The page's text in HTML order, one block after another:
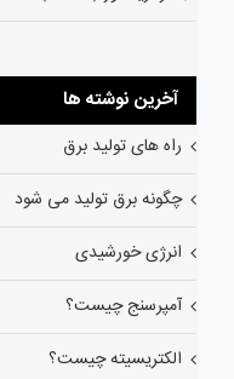
آخرین نوشته ها
راه های تولید برق
چگونه برق تولید می شود
انرژی خورشیدی
آمپرسنج چیست؟
الکتریسیته چیست؟